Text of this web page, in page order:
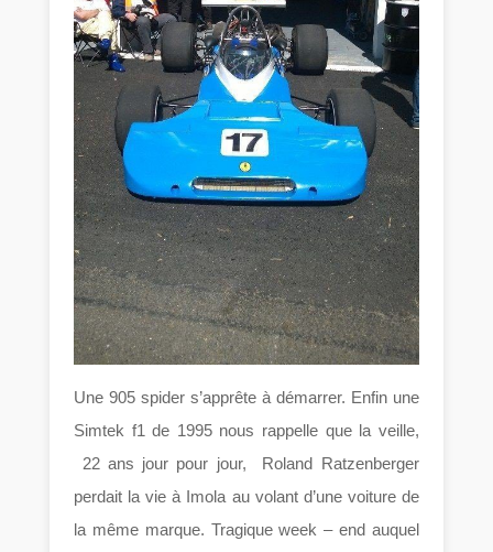
Une 905 spider s’apprête à démarrer. Enfin une
Simtek f1 de 1995 nous rappelle que la veille,
22 ans jour pour jour, Roland Ratzenberger
perdait la vie à Imola au volant d’une voiture de
la même marque. Tragique week – end auquel